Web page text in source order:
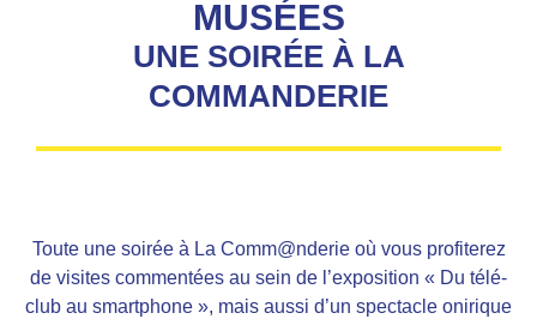
MUSÉES
UNE SOIRÉE À LA
COMMANDERIE
Toute une soirée à La Comm@nderie où vous profiterez
de visites commentées au sein de l’exposition « Du télé-
club au smartphone », mais aussi d’un spectacle onirique